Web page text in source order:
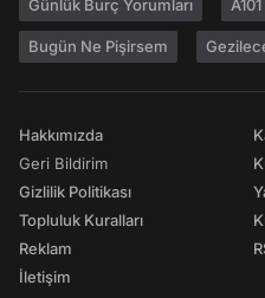
Günlük Burç Yorumları A101
Bugün Ne Pişirsem
Hakkımızda
Geri Bildirim
Gizlilik Politikası
Topluluk Kuralları
Reklam
İletişim